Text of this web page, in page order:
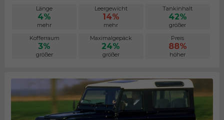
Länge
4%
mehr
Leergewicht
14%
mehr
Tankinhalt
42%
größer
Kofferraum
3%
größer
Maximalgepäck
24%
größer
Preis
88%
höher